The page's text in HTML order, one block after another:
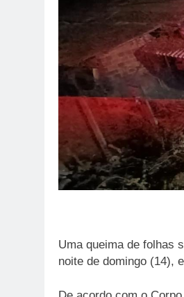
Uma queima de folhas
noite de domingo (14),